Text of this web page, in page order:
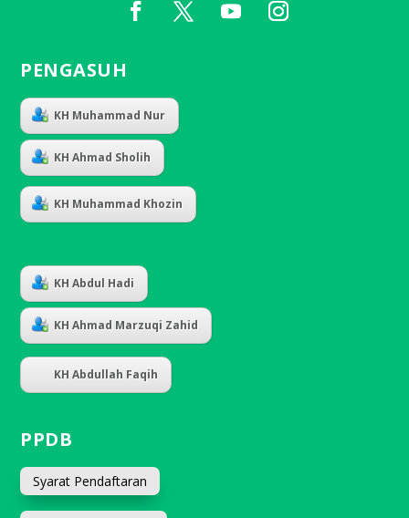
PENGASUH
KH Muhammad Nur
KH Ahmad Sholih
KH Muhammad Khozin
KH Abdul Hadi
KH Ahmad Marzuqi Zahid
KH Abdullah Faqih
PPDB
Syarat Pendaftaran